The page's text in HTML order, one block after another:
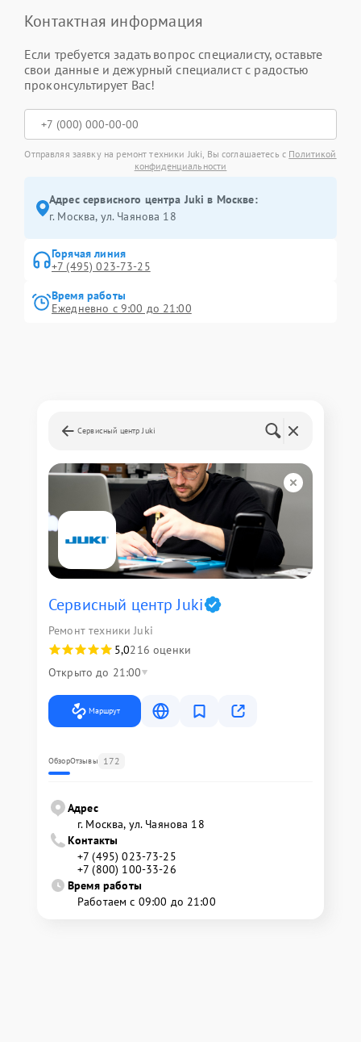
Контактная информация
Если требуется задать вопрос специалисту, оставьте
свои данные и дежурный специалист с радостью
проконсультирует Вас!
Отправляя заявку на ремонт техники Juki, Вы соглашаетесь с Политикой
конфиденциальности
Адрес сервисного центра Juki в Москве:
г. Москва, ул. Чаянова 18
Горячая линия
+7 (495) 023-73-25
Время работы
Ежедневно с 9:00 до 21:00
Сервисный центр Juki
Сервисный центр Juki
Ремонт техники Juki
5,0216 оценки
Открыто до 21:00
Маршрут
ОбзорОтзывы 172
Адрес
г. Москва, ул. Чаянова 18
Контакты
+7 (495) 023-73-25
+7 (800) 100-33-26
Время работы
Работаем с 09:00 до 21:00